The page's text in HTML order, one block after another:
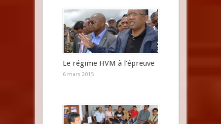
Le régime HVM à l’épreuve
6 mars 2015